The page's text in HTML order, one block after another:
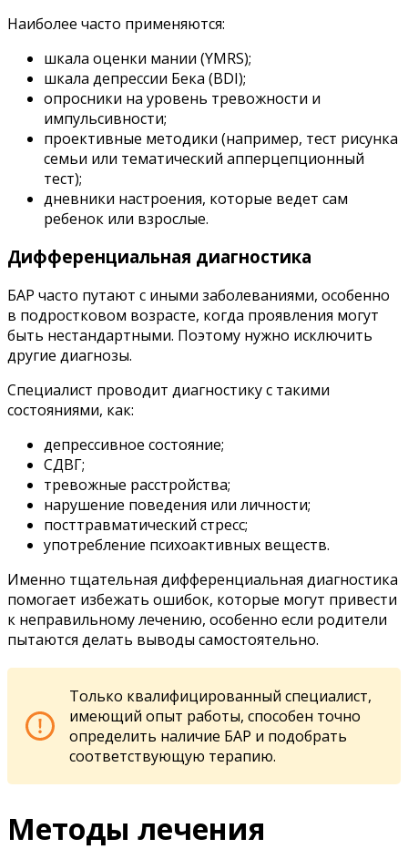
Наиболее часто применяются:
шкала оценки мании (YMRS);
шкала депрессии Бека (BDI);
опросники на уровень тревожности и
импульсивности;
проективные методики (например, тест рисунка
семьи или тематический апперцепционный
тест);
дневники настроения, которые ведет сам
ребенок или взрослые.
Дифференциальная диагностика
БАР часто путают с иными заболеваниями, особенно
в подростковом возрасте, когда проявления могут
быть нестандартными. Поэтому нужно исключить
другие диагнозы.
Специалист проводит диагностику с такими
состояниями, как:
депрессивное состояние;
СДВГ;
тревожные расстройства;
нарушение поведения или личности;
посттравматический стресс;
употребление психоактивных веществ.
Именно тщательная дифференциальная диагностика
помогает избежать ошибок, которые могут привести
к неправильному лечению, особенно если родители
пытаются делать выводы самостоятельно.
Только квалифицированный специалист,
имеющий опыт работы, способен точно
определить наличие БАР и подобрать
соответствующую терапию.
Методы лечения